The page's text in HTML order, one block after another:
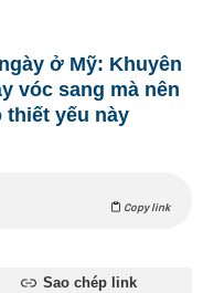
ở Mỹ: Khuyên
vóc sang mà nên
thiết yếu này
Copy link
Sao chép link